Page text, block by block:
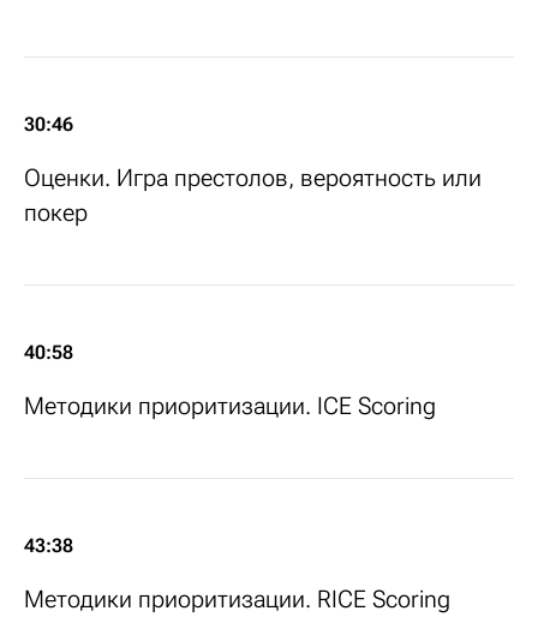
30:46
Оценки. Игра престолов, вероятность или
покер
40:58
Методики приоритизации. ICE Scoring
43:38
Методики приоритизации. RICE Scoring